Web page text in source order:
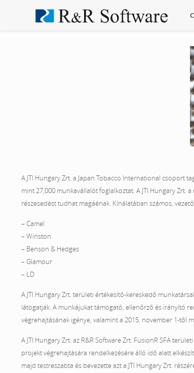
A JTI Hungary Zrt. a Japan Tobacco International csoport
mint 27,000 munkavállalót foglalkoztat. A JTI Hungary
részesedést tudhat magáénak. Kínálatában számos,
– Camel
– Winston
– Benson & Hedges
– Glamour
– LD
A JTI Hungary Zrt. területi értékesítő-kereskedő
látogatják. A munkájukat támogató, ellenőrző és irányító
végrehajtásának igénye, valamint a 2015. november 1-
A JTI Hungary Zrt. az R&R Software Zrt. FusionR SFA
projekt végrehajtására rendelkezésére álló idő alatt
majd testreszabta és bevezette azt a JTI Hungary Zrt.